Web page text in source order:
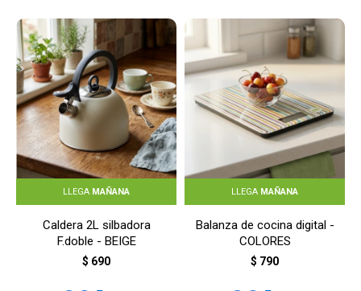
LLEGA MAÑANA
Caldera 2L silbadora
F.doble - BEIGE
$ 690
LLEGA MAÑANA
Balanza de cocina digital -
COLORES
$ 790